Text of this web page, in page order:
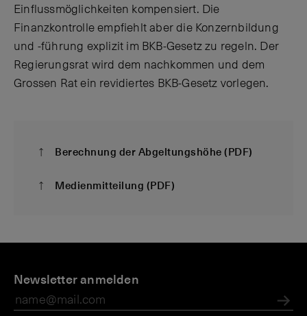
Einflussmöglichkeiten kompensiert. Die
Finanzkontrolle empfiehlt aber die Konzernbildung
und -führung explizit im BKB-Gesetz zu regeln. Der
Regierungsrat wird dem nachkommen und dem
Grossen Rat ein revidiertes BKB-Gesetz vorlegen.
Berechnung der Abgeltungshöhe (PDF)
Medienmitteilung (PDF)
i
B
e
di
e
e
e
i
Newsletter anmelden